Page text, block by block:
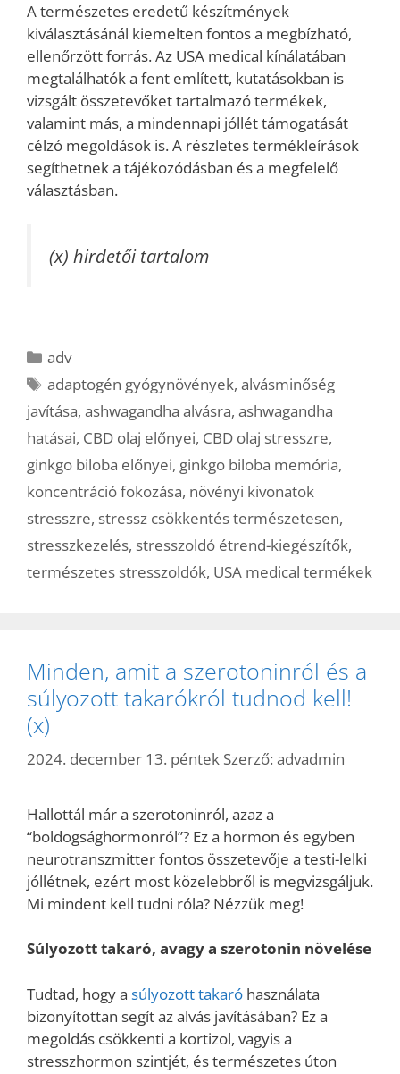
A természetes eredetű készítmények
kiválasztásánál kiemelten fontos a megbízható,
ellenőrzött forrás. Az USA medical kínálatában
megtalálhatók a fent említett, kutatásokban is
vizsgált összetevőket tartalmazó termékek,
valamint más, a mindennapi jóllét támogatását
célzó megoldások is. A részletes termékleírások
segíthetnek a tájékozódásban és a megfelelő
választásban.
(x) hirdetői tartalom
Kategória
adv
Címkék
adaptogén gyógynövények,alvásminőség
javítása, ashwagandha alvásra, ashwagandha
hatásai, CBD olaj előnyei, CBD olaj stresszre,
ginkgo biloba előnyei, ginkgo biloba memória,
koncentráció fokozása, növényi kivonatok
stresszre, stressz csökkentés természetesen,
stresszkezelés, stresszoldó étrend-kiegészítők,
természetes stresszoldók, USA medical termékek
Minden, amit a szerotoninról és a
súlyozott takarókról tudnod kell!
(x)
2024. december 13. péntek Szerző: advadmin
Hallottál már a szerotoninról, azaz a
“boldogsághormonról”? Ez a hormon és egyben
neurotranszmitter fontos összetevője a testi-lelki
jóllétnek, ezért most közelebbről is megvizsgáljuk.
Mi mindent kell tudni róla? Nézzük meg!
Súlyozott takaró, avagy a szerotonin növelése
Tudtad, hogy a súlyozott takaró használata
bizonyítottan segít az alvás javításában? Ez a
megoldás csökkenti a kortizol, vagyis a
stresszhormon szintjét, és természetes úton